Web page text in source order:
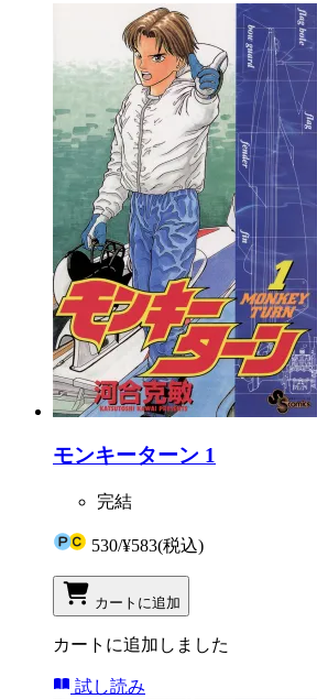
モンキーターン 1
完結
530/¥583(税込)
カートに追加
カートに追加しました
試し読み